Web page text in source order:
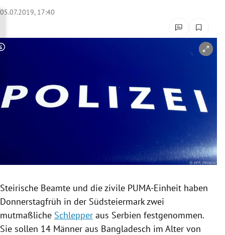
Untermenü
Untermenü
Untermenü
Untermenü
05.07.2019, 17:40
Copyright-Hinweis öffnen/schließen
Steirische Beamte und die zivile PUMA-Einheit haben
Donnerstagfrüh in der Südsteiermarkzwei
mutmaßliche Schlepper aus Serbien festgenommen.
Sie sollen 14 Männer aus Bangladesch im Alter von